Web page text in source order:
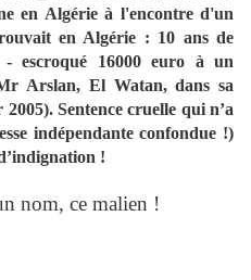
en Algérie à l'encontre d'un
en Algérie : 10 ans de
escroqué 16000 euro à un
Arslan, El Watan, dans sa
Sentence cruelle qui n’a
indépendante confondue !)
!
nom, ce malien !